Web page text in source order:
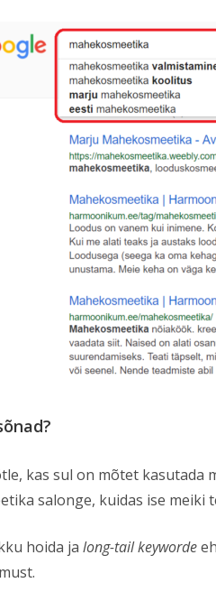
kas sul on mõtet
salonge, kuidas ise meiki
hoida ja long-tail keyworde